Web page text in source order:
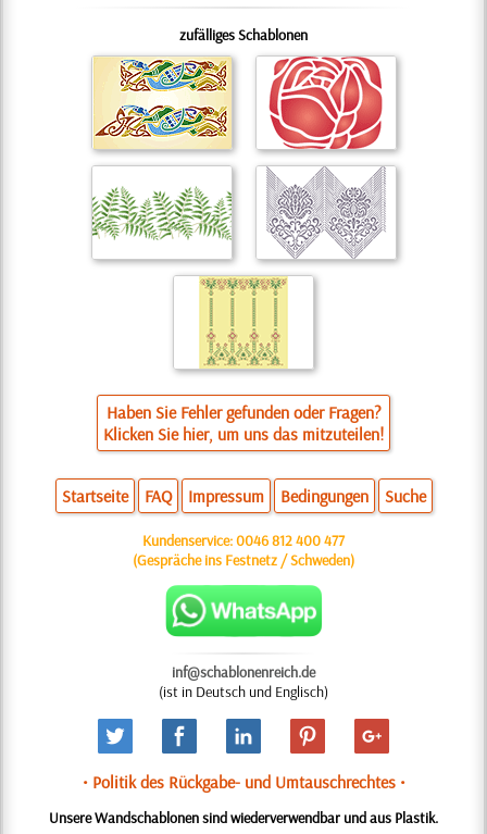
zufälliges Schablonen
Haben Sie Fehler gefunden oder Fragen?
Klicken Sie hier, um uns das mitzuteilen!
Startseite FAQ Impressum Bedingungen Suche
Kundenservice:0046 812 400 477
(Gespräche ins Festnetz / Schweden)
inf@schablonenreich.de
(ist in Deutsch und Englisch)
• Politik des Rückgabe- und Umtauschrechtes •
Unsere Wandschablonen sind wiederverwendbar und aus Plastik.